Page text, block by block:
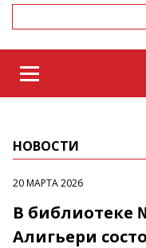
НОВОСТИ
20 МАРТА 2026
В библиотеке
Алигьери